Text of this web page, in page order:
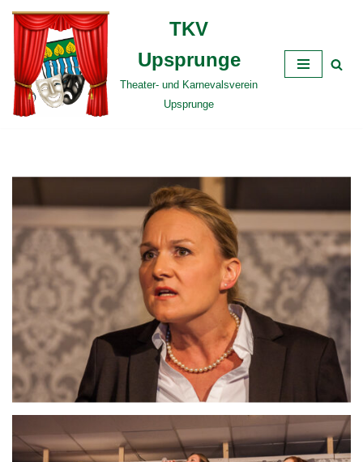
Zum
Inhalt
springen
TKV
Upsprunge
Theater- und Karnevalsverein
Upsprunge